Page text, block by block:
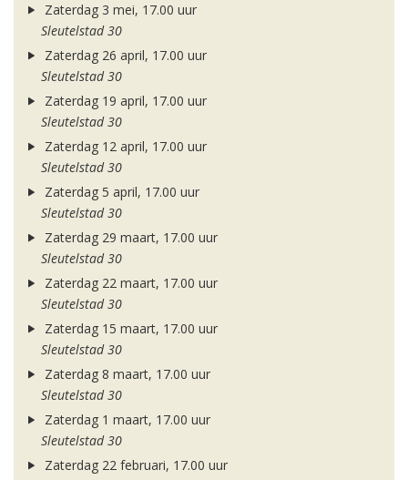
Zaterdag 3 mei, 17.00 uur
Sleutelstad 30
Zaterdag 26 april, 17.00 uur
Sleutelstad 30
Zaterdag 19 april, 17.00 uur
Sleutelstad 30
Zaterdag 12 april, 17.00 uur
Sleutelstad 30
Zaterdag 5 april, 17.00 uur
Sleutelstad 30
Zaterdag 29 maart, 17.00 uur
Sleutelstad 30
Zaterdag 22 maart, 17.00 uur
Sleutelstad 30
Zaterdag 15 maart, 17.00 uur
Sleutelstad 30
Zaterdag 8 maart, 17.00 uur
Sleutelstad 30
Zaterdag 1 maart, 17.00 uur
Sleutelstad 30
Zaterdag 22 februari, 17.00 uur